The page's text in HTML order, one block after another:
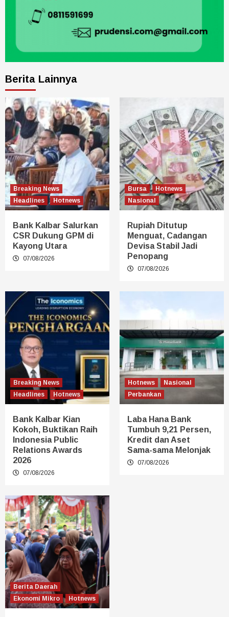
Berita Lainnya
Breaking News
Headlines
Hotnews
Bank Kalbar Salurkan
CSR Dukung GPM di
Kayong Utara
07/08/2026
Bursa
Hotnews
Nasional
Rupiah Ditutup
Menguat, Cadangan
Devisa Stabil Jadi
Penopang
07/08/2026
Breaking News
Headlines
Hotnews
Bank Kalbar Kian
Kokoh, Buktikan Raih
Indonesia Public
Relations Awards
2026
07/08/2026
Hotnews
Nasional
Perbankan
Laba Hana Bank
Tumbuh 9,21 Persen,
Kredit dan Aset
Sama-sama Melonjak
07/08/2026
Berita Daerah
Ekonomi Mikro
Hotnews